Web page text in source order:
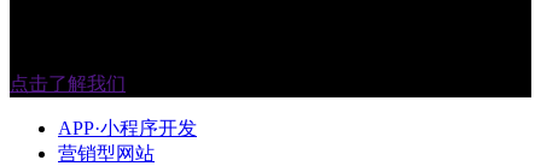
点击了解我们
APP·小程序开发
营销型网站